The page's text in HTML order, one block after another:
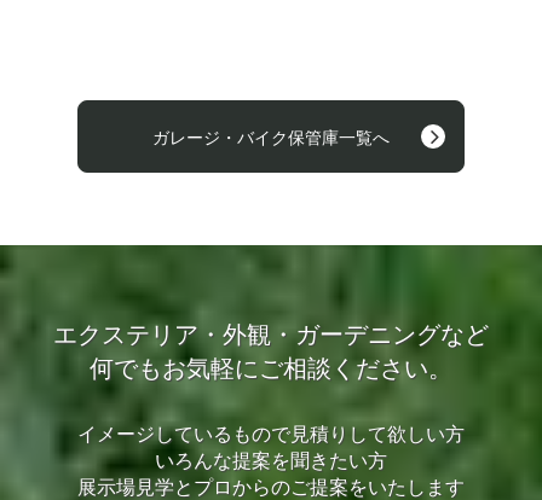
ガレージ・バイク保管庫一覧へ
エクステリア・外観・ガーデニングなど
何でもお気軽にご相談ください。
イメージしているもので見積りして欲しい方
いろんな提案を聞きたい方
展示場見学とプロからのご提案をいたします